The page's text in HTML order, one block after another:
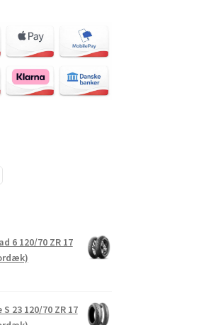
6 120/70 ZR 17
23 120/70 ZR 17